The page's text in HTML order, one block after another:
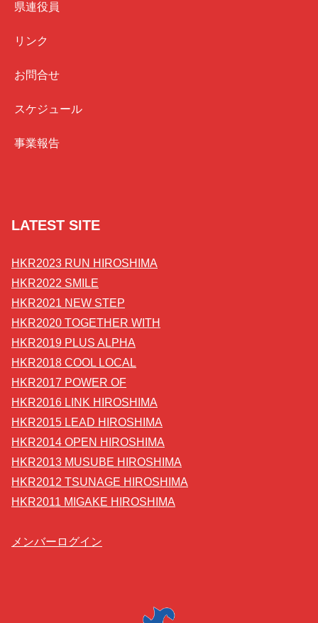
県連役員
リンク
お問合せ
スケジュール
事業報告
LATEST SITE
HKR2023 RUN HIROSHIMA
HKR2022 SMILE
HKR2021 NEW STEP
HKR2020 TOGETHER WITH
HKR2019 PLUS ALPHA
HKR2018 COOL LOCAL
HKR2017 POWER OF
HKR2016 LINK HIROSHIMA
HKR2015 LEAD HIROSHIMA
HKR2014 OPEN HIROSHIMA
HKR2013 MUSUBE HIROSHIMA
HKR2012 TSUNAGE HIROSHIMA
HKR2011 MIGAKE HIROSHIMA
メンバーログイン